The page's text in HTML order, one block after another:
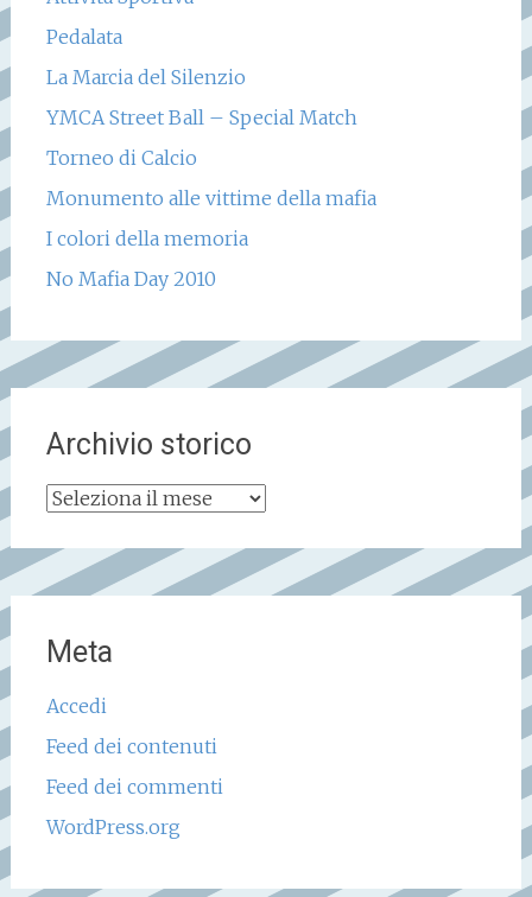
Pedalata
La Marcia del Silenzio
YMCA Street Ball – Special Match
Torneo di Calcio
Monumento alle vittime della mafia
I colori della memoria
No Mafia Day 2010
Archivio storico
Archivio
Meta
Accedi
Feed dei contenuti
Feed dei commenti
WordPress.org